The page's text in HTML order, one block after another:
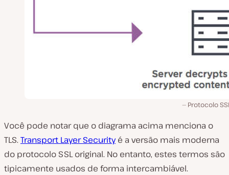
Protocolo
Você pode notar que o diagrama acima menciona o
TLS. Transport Layer Securityé a versão mais moderna
do protocolo SSL original. No entanto, estes termos são
tipicamente usados de forma intercambiável.